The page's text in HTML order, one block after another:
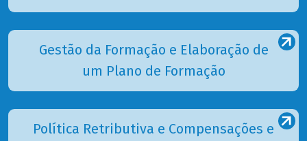
Gestão da Formação e Elaboração de
um Plano de Formação
Política Retributiva e Compensações e